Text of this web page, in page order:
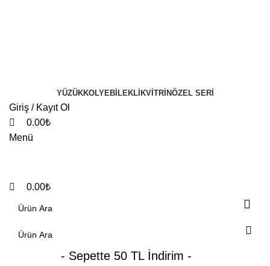
YÜZÜKKOLYE BILEKLIKVITRINÖZEL SERI
Giriş / Kayıt Ol
0.00₺
Menü
0.00₺
- Sepette 50 TL İndirim -